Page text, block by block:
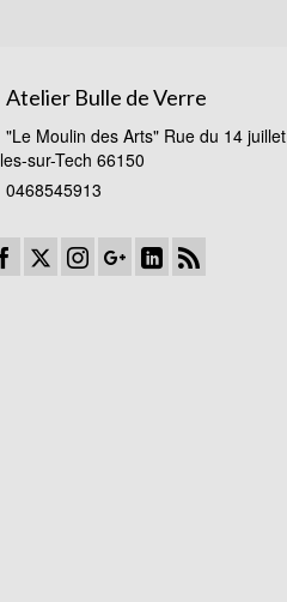
Atelier Bulle de Verre
"Le Moulin des Arts" Rue du 14 juillet
sur-Tech 66150
0468545913